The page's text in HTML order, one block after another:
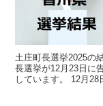
土庄町長選挙2025の
長選挙が12月23日に
しています。 12月28